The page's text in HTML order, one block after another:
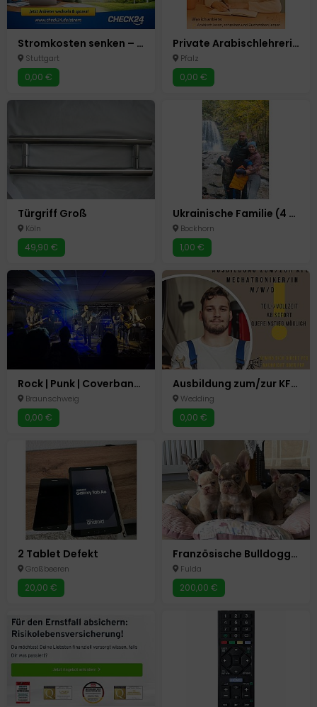
Stromkosten senken – in wenigen Minuten wechseln
Stuttgart
0,00 €
Private Arabischlehrerin für kinder
Pfalz
0,00 €
Türgriff Groß
Köln
49,90 €
Ukrainische Familie (4 Personen) sucht Wohnung
Bockhorn
1,00 €
Rock | Punk | Coverband sucht engagierten Bassisten
Braunschweig
0,00 €
Ausbildung zum/zur KFZ-Mechatroniker/in (m/w/d)
Wedding
0,00 €
2 Tablet Defekt
Großbeeren
20,00 €
Französische Bulldoggen-Welpen
Fulda
200,00 €